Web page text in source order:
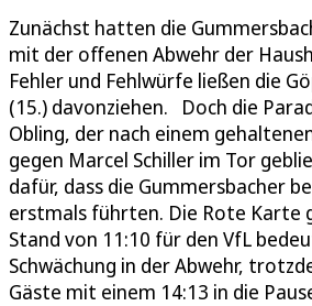
Zunächst hatten die
mit der offenen Abwehr der
Fehler und Fehlwürfe ließen die
(15.) davonziehen. Doch die
Obling, der nach einem
gegen Marcel Schiller im Tor
dafür, dass die Gummersbacher
erstmals führten. Die Rote Karte
Stand von 11:10 für den VfL
Schwächung in der Abwehr,
Gäste mit einem 14:13 in die